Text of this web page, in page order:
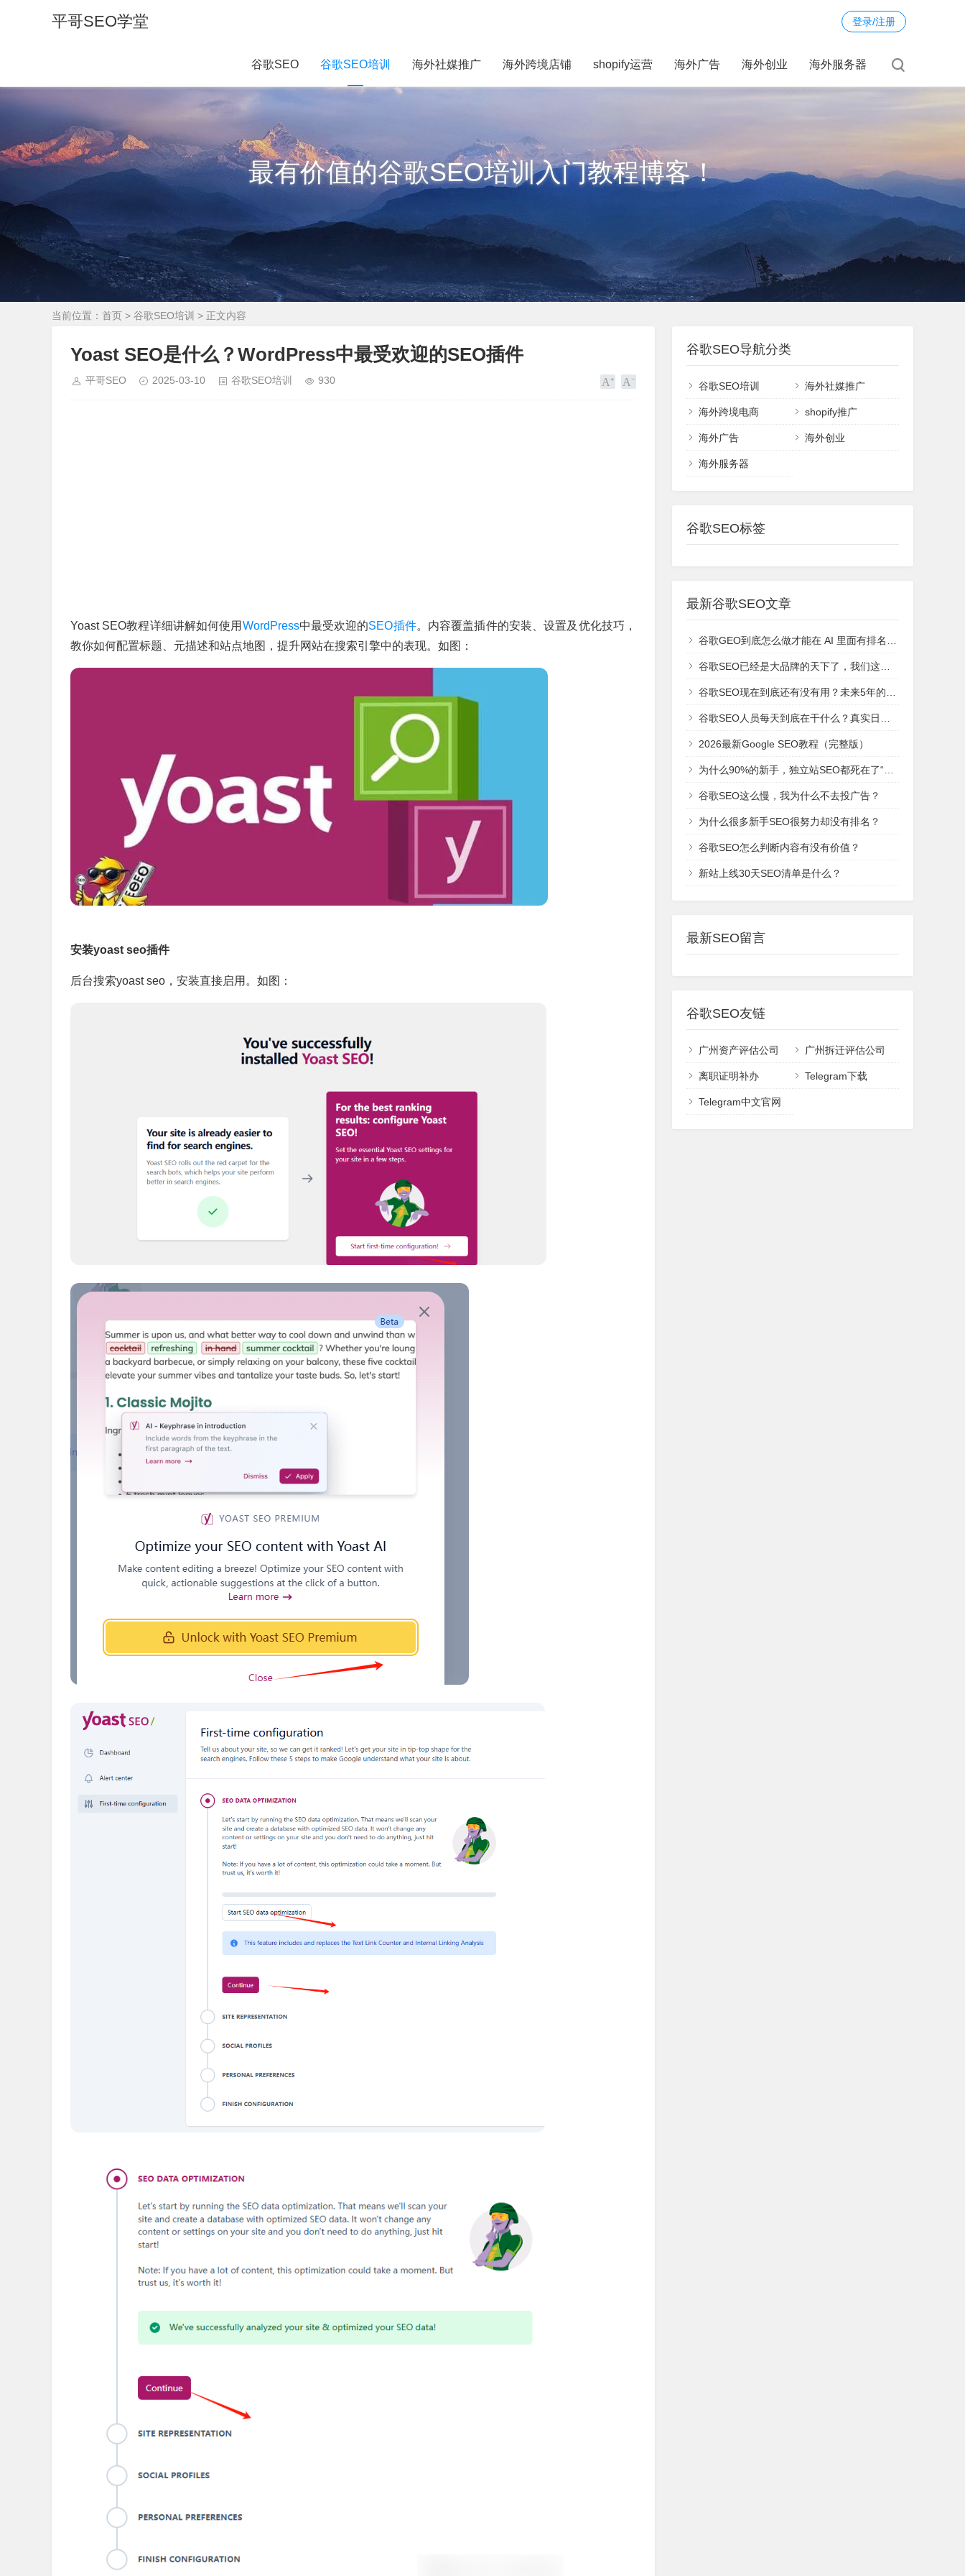
平哥SEO学堂 登录/注册
谷歌SEO 谷歌SEO培训 海外社媒推广 海外跨境店铺 shopify运营 海外广告 海外创业 海外服务器
最有价值的谷歌SEO培训入门教程博客！
当前位置： 首页 > 谷歌SEO培训 > 正文内容
Yoast SEO是什么？WordPress中最受欢迎的SEO插件
平哥SEO 2025-03-10 谷歌SEO培训 930
Yoast SEO教程详细讲解如何使用 WordPress中最受欢迎的SEO插件。内容覆盖插件的安装、设置及优化技巧，
教你如何配置标题、元描述和站点地图，提升网站在搜索引擎中的表现。如图：
安装yoast seo插件
后台搜索yoast seo，安装直接启用。如图：
谷歌SEO导航分类
谷歌SEO培训 海外社媒推广
海外跨境电商 shopify推广
海外广告 海外创业
海外服务器
谷歌SEO标签
最新谷歌SEO文章
谷歌GEO到底怎么做才能在 AI 里面有排名或者能够被引用？
谷歌SEO已经是大品牌的天下了，我们这些新网站还有机会吗？
谷歌SEO现在到底还有没有用？未来5年的趋势是什么？
谷歌SEO人员每天到底在干什么？真实日常工作！
2026最新Google SEO教程（完整版）
为什么90%的新手，独立站SEO都死在了“建站期”？
谷歌SEO这么慢，我为什么不去投广告？
为什么很多新手SEO很努力却没有排名？
谷歌SEO怎么判断内容有没有价值？
新站上线30天SEO清单是什么？
最新SEO留言
谷歌SEO友链
广州资产评估公司 广州拆迁评估公司
离职证明补办 Telegram下载
Telegram中文官网